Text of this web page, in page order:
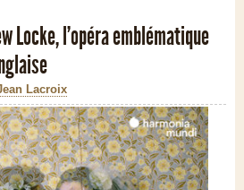
Locke, l’opéra emblématique
Lacroix